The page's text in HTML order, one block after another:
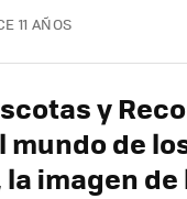
11 AÑOS
y
mundo de
imagen de